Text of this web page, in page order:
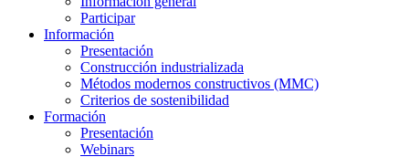
Participar
Información
Presentación
Construcción industrializada
Métodos modernos constructivos (MMC)
Criterios de sostenibilidad
Formación
Presentación
Webinars